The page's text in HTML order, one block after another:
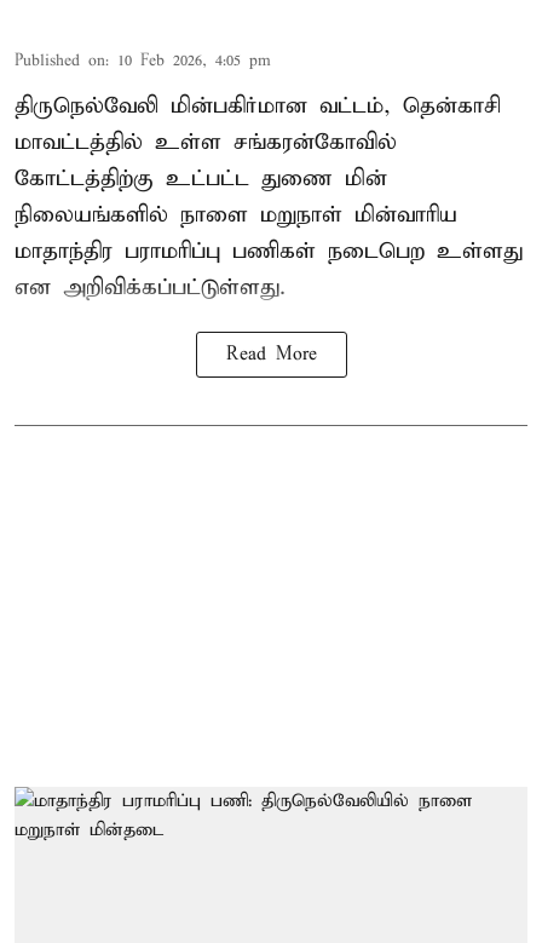
Published on: 10 Feb 2026, 4:05 pm
திருநெல்வேலி மின்பகிர்மான வட்டம், தென்காசி
மாவட்டத்தில் உள்ள சங்கரன்கோவில்
கோட்டத்திற்கு உட்பட்ட துணை மின்
நிலையங்களில் நாளை மறுநாள் மின்வாரிய
மாதாந்திர பராமரிப்பு பணிகள் நடைபெற உள்ளது
என அறிவிக்கப்பட்டுள்ளது.
Read More